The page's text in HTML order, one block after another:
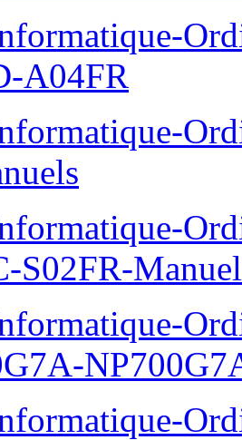
A04FR
S02FR-